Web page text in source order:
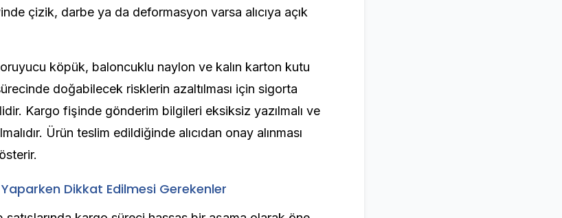
çizik, darbe ya da deformasyon varsa alıcıya açık
köpük, baloncuklu naylon ve kalın karton kutu
doğabilecek risklerin azaltılması için sigorta
Kargo fişinde gönderim bilgileri eksiksiz yazılmalı ve
Ürün teslim edildiğinde alıcıdan onay alınması
Dikkat Edilmesi Gerekenler